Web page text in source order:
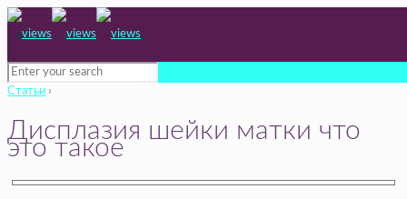
Статьи ›
Дисплазия шейки матки что
это такое